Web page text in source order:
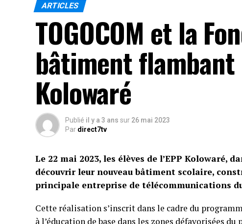
ARTICLES
TOGOCOM et la
bâtiment
Kolowaré
Publié il y a 3 ans sur 26 mai 2023
Par direct7tv
Le 22 mai 2023, les élèves de l’EPP Kolowaré,
découvrir leur nouveau bâtiment scolaire,
principale entreprise de télécommunications
Cette réalisation s’inscrit dans le cadre du
à l’éducation de base dans les zones défavorisées du